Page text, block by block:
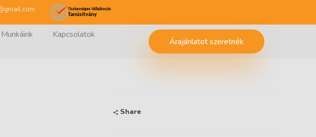
Kapcsolatok
Árajánlatot szeretnék
Share